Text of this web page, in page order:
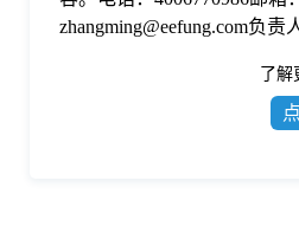
zhangming@eefung.com负责
了解